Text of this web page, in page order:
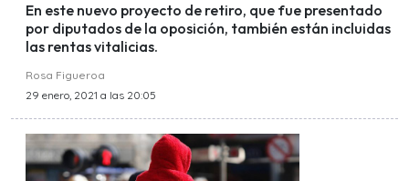
En este nuevo proyecto de retiro, que fue presentado
por diputados de la oposición, también están incluidas
las rentas vitalicias.
Rosa Figueroa
29 enero, 2021 a las 20:05